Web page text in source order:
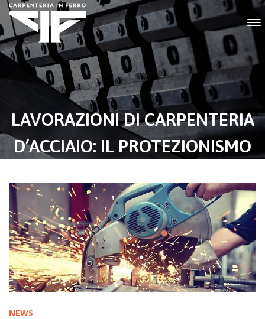
LAVORAZIONI DI CARPENTERIA
D’ACCIAIO: IL PROTEZIONISMO
IMPRESE BRESCIANE
NEWS